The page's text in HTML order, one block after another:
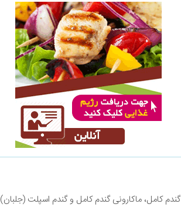
کامل، ماکارونی گندم کامل و گندم اسپلت (جلبان)